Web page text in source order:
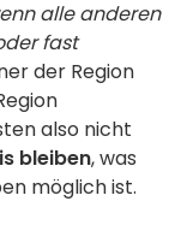
alle anderen
fast
der Region
also nicht
bleiben, was
möglich ist.